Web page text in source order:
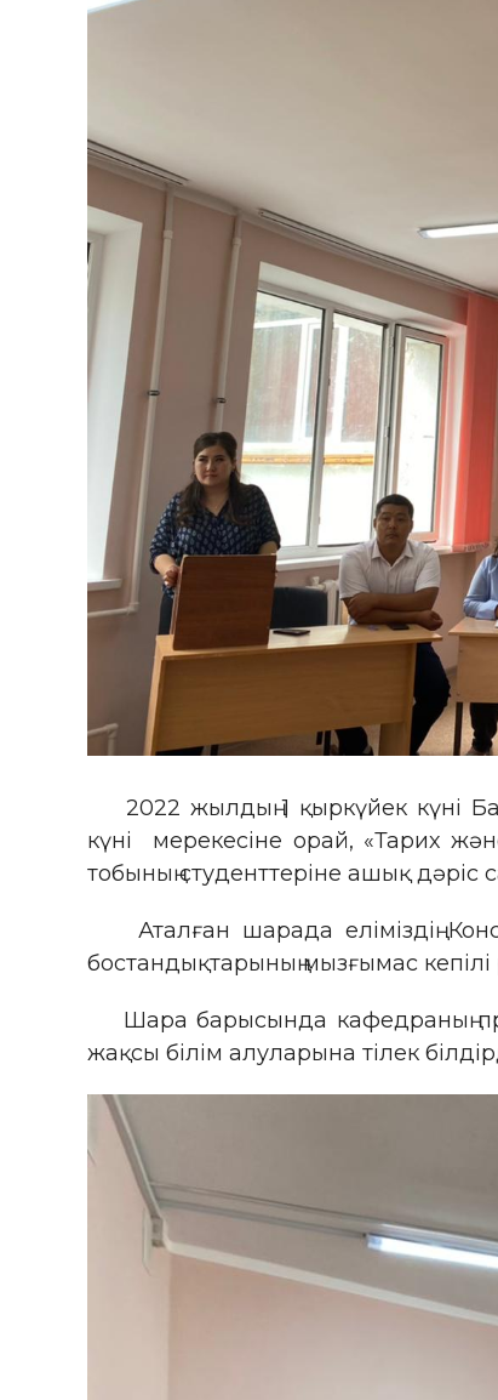
2022 жылдың 1 қыркүйек күні
күні мерекесіне орай, «Тарих
тобының студенттеріне ашық дәріс
Аталған шарада еліміздің
бостандықтарының мызғымас кепілі
Шара барысында кафедраның
жақсы білім алуларына тілек